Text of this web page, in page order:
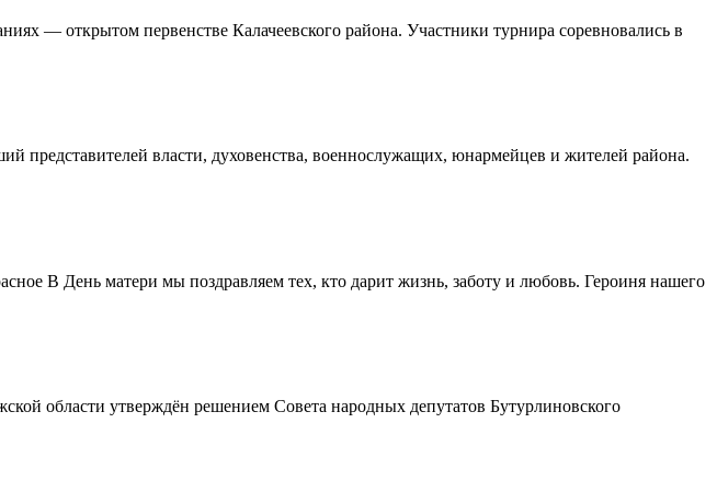
— открытом первенстве Калачеевского района. Участники турнира соревновались в
представителей власти, духовенства, военнослужащих, юнармейцев и жителей района.
В День матери мы поздравляем тех, кто дарит жизнь, заботу и любовь. Героиня нашего
области утверждён решением Совета народных депутатов Бутурлиновского